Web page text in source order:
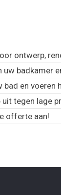
ontwerp,
uw badkamer
bad en voeren
uit tegen lage
offerte aan!